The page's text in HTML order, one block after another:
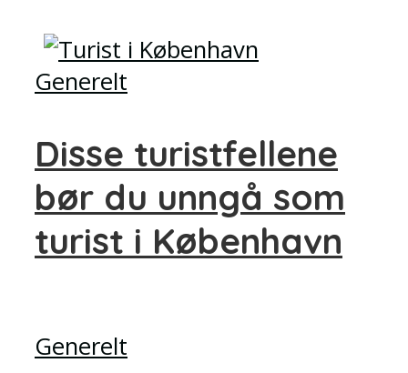
Generelt
Disse turistfellene
bør du unngå som
turist i København
Generelt